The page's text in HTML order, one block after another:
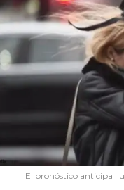
El pronóstico anticipa